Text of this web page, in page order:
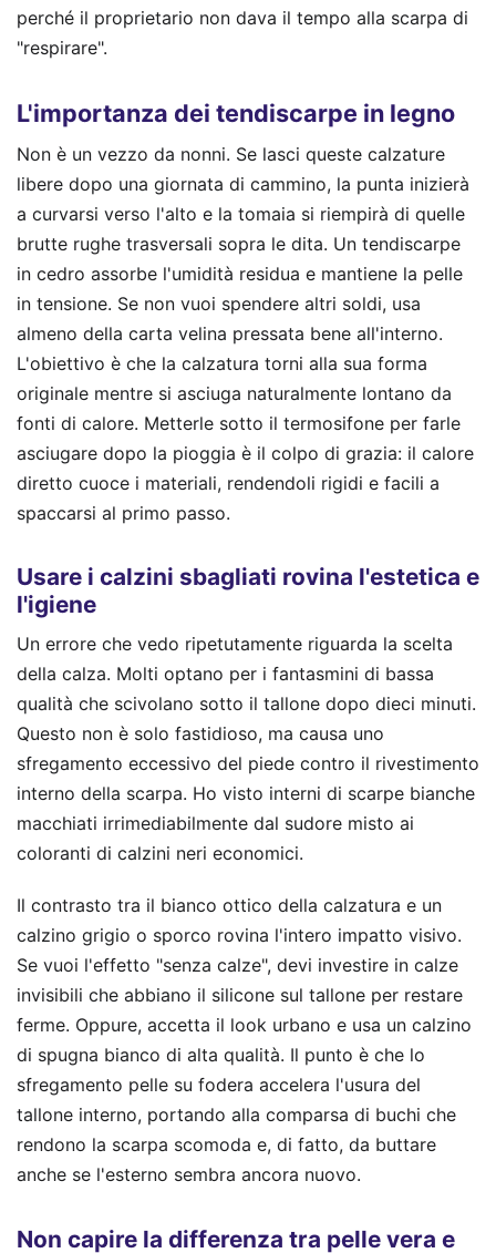
perché il proprietario non dava il tempo alla scarpa di
"respirare".
L'importanza dei tendiscarpe in legno
Non è un vezzo da nonni. Se lasci queste calzature
libere dopo una giornata di cammino, la punta inizierà
a curvarsi verso l'alto e la tomaia si riempirà di quelle
brutte rughe trasversali sopra le dita. Un tendiscarpe
in cedro assorbe l'umidità residua e mantiene la pelle
in tensione. Se non vuoi spendere altri soldi, usa
almeno della carta velina pressata bene all'interno.
L'obiettivo è che la calzatura torni alla sua forma
originale mentre si asciuga naturalmente lontano da
fonti di calore. Metterle sotto il termosifone per farle
asciugare dopo la pioggia è il colpo di grazia: il calore
diretto cuoce i materiali, rendendoli rigidi e facili a
spaccarsi al primo passo.
Usare i calzini sbagliati rovina l'estetica e
l'igiene
Un errore che vedo ripetutamente riguarda la scelta
della calza. Molti optano per i fantasmini di bassa
qualità che scivolano sotto il tallone dopo dieci minuti.
Questo non è solo fastidioso, ma causa uno
sfregamento eccessivo del piede contro il rivestimento
interno della scarpa. Ho visto interni di scarpe bianche
macchiati irrimediabilmente dal sudore misto ai
coloranti di calzini neri economici.
Il contrasto tra il bianco ottico della calzatura e un
calzino grigio o sporco rovina l'intero impatto visivo.
Se vuoi l'effetto "senza calze", devi investire in calze
invisibili che abbiano il silicone sul tallone per restare
ferme. Oppure, accetta il look urbano e usa un calzino
di spugna bianco di alta qualità. Il punto è che lo
sfregamento pelle su fodera accelera l'usura del
tallone interno, portando alla comparsa di buchi che
rendono la scarpa scomoda e, di fatto, da buttare
anche se l'esterno sembra ancora nuovo.
Non capire la differenza tra pelle vera e